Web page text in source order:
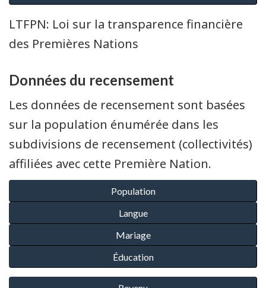
LTFPN: Loi sur la transparence financière
des Premières Nations
Données du recensement
Les données de recensement sont basées
sur la population énumérée dans les
subdivisions de recensement (collectivités)
affiliées avec cette Première Nation.